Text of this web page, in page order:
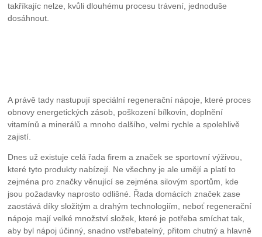
takříkajíc nelze, kvůli dlouhému procesu trávení, jednoduše
dosáhnout.
A právě tady nastupují speciální regenerační nápoje, které proces
obnovy energetických zásob, poškození bílkovin, doplnění
vitamínů a minerálů a mnoho dalšího, velmi rychle a spolehlivě
zajistí.
Dnes už existuje celá řada firem a značek se sportovní výživou,
které tyto produkty nabízejí. Ne všechny je ale umějí a platí to
zejména pro značky věnující se zejména silovým sportům, kde
jsou požadavky naprosto odlišné. Řada domácích značek zase
zaostává díky složitým a drahým technologiím, neboť regenerační
nápoje mají velké množství složek, které je potřeba smíchat tak,
aby byl nápoj účinný, snadno vstřebatelný, přitom chutný a hlavně